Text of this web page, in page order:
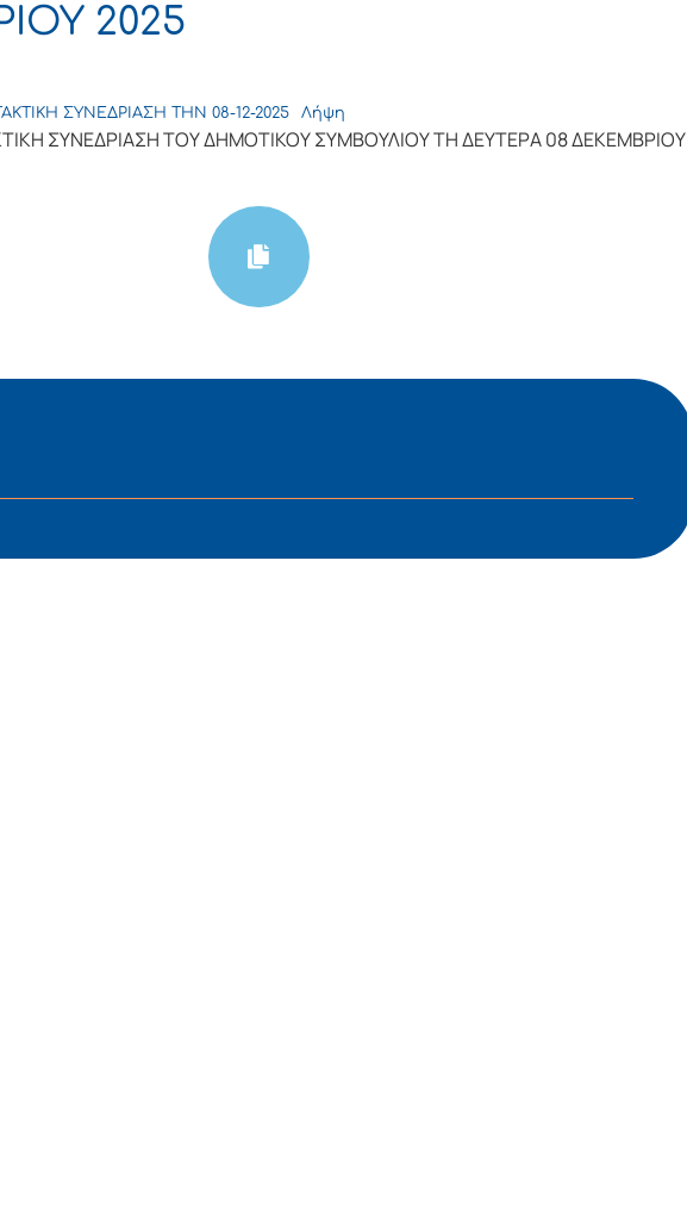
2025
ΣΥΝΕΔΡΙΑΣΗ ΤΗΝ 08-12-2025 Λήψη
ΣΥΝΕΔΡΙΑΣΗ ΤΟΥ ΔΗΜΟΤΙΚΟΥ ΣΥΜΒΟΥΛΙΟΥ ΤΗ ΔΕΥΤΕΡΑ 08 ΔΕΚΕΜΒΡΙΟΥ